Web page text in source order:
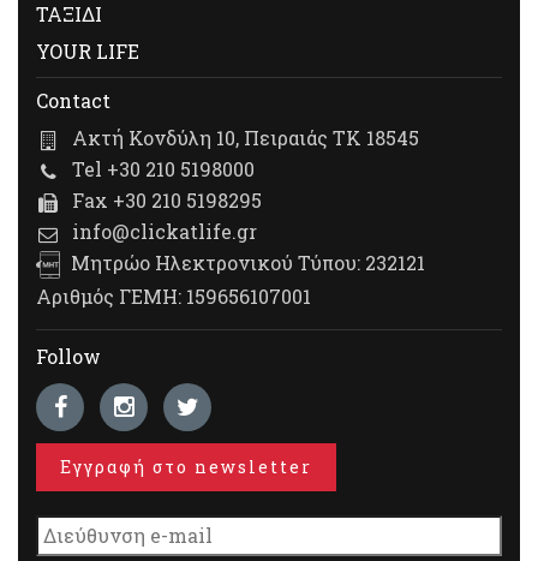
ΤΑΞΙΔΙ
YOUR LIFE
Contact
Ακτή Κονδύλη 10, Πειραιάς ΤΚ 18545
Tel +30 210 5198000
Fax +30 210 5198295
info@clickatlife.gr
Μητρώο Ηλεκτρονικού Τύπου: 232121
Αριθμός ΓΕΜΗ: 159656107001
Follow
Εγγραφή στο newsletter